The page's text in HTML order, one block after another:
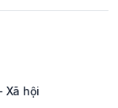
Xã hội